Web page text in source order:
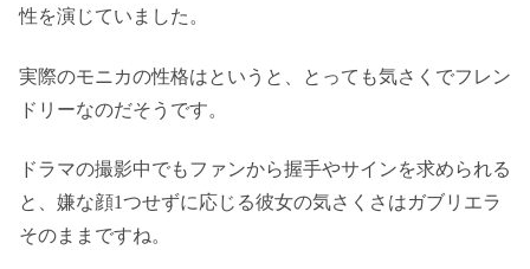
性を演じていました。
実際のモニカの性格はというと、とっても気さくでフレン
ドリーなのだそうです。
ドラマの撮影中でもファンから握手やサインを求められる
と、嫌な顔1つせずに応じる彼女の気さくさはガブリエラ
そのままですね。